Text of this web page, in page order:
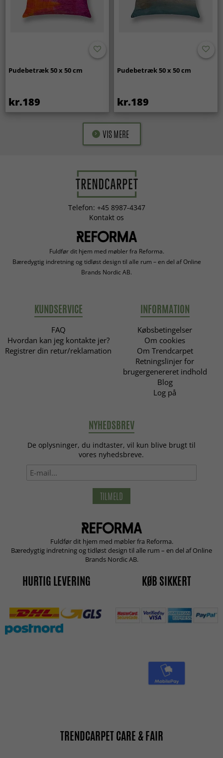
Pudebetræk 50 x 50 cm
kr.189
Pudebetræk 50 x 50 cm
kr.189
VIS MERE
Telefon: +45 8987-4347
Kontakt os
Fuldfør dit hjem med møbler fra Reforma.
Bæredygtig indretning og tidløst design til alle rum – en del af Online
Brands Nordic AB.
KUNDSERVICE
FAQ
Hvordan kan jeg kontakte jer?
Registrer din retur/reklamation
INFORMATION
Købsbetingelser
Om cookies
Om Trendcarpet
Retningslinjer for
brugergenereret indhold
Blog
Log på
NYHEDSBREV
De oplysninger, du indtaster, vil kun blive brugt til
vores nyhedsbreve.
TILMELD
Fuldfør dit hjem med møbler fra Reforma.
Bæredygtig indretning og tidløst design til alle rum – en del af Online
Brands Nordic AB.
HURTIG LEVERING KØB SIKKERT
TRENDCARPET CARE & FAIR